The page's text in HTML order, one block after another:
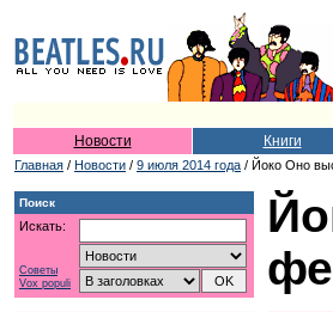
Новости Книги
Главная / Новости / 9 июля 2014 года / Йоко Оно
Поиск
Искать:
Советы
Vox populi